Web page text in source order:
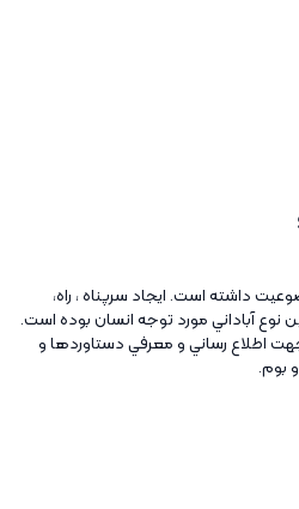
داشته است. ايجاد سرپناه ، راه،
نوع آباداني مورد توجه انسان بوده است.
اطلاع رساني و معرفي دستاوردها و
بوم.